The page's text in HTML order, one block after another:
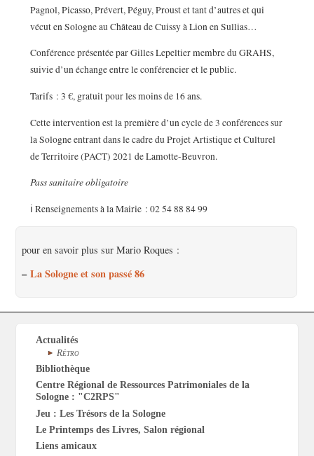
Pagnol, Picasso, Prévert, Péguy, Proust et tant d’autres et qui
vécut en Sologne au Château de Cuissy à Lion en Sullias…
Conférence présentée par Gilles Lepeltier membre du GRAHS,
suivie d’un échange entre le conférencier et le public.
Tarifs : 3 €, gratuit pour les moins de 16 ans.
Cette intervention est la première d’un cycle de 3 conférences sur
la Sologne entrant dans le cadre du Projet Artistique et Culturel
de Territoire (PACT) 2021 de Lamotte-Beuvron.
Pass sanitaire obligatoire
ℹ️ Renseignements à la Mairie : 02 54 88 84 99
pour en savoir plus sur Mario Roques :
– La Sologne et son passé 86
Actualités
Rétro
Bibliothèque
Centre Régional de Ressources Patrimoniales de la
Sologne : "C2RPS"
Jeu : Les Trésors de la Sologne
Le Printemps des Livres, Salon régional
Liens amicaux